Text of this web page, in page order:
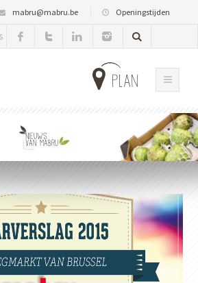
mabru@mabru.be Openingstijden
plan
Nieuws
van Mabru